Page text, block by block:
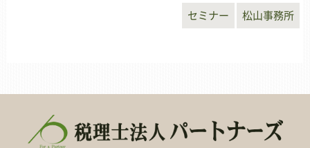
セミナー
松山事務所